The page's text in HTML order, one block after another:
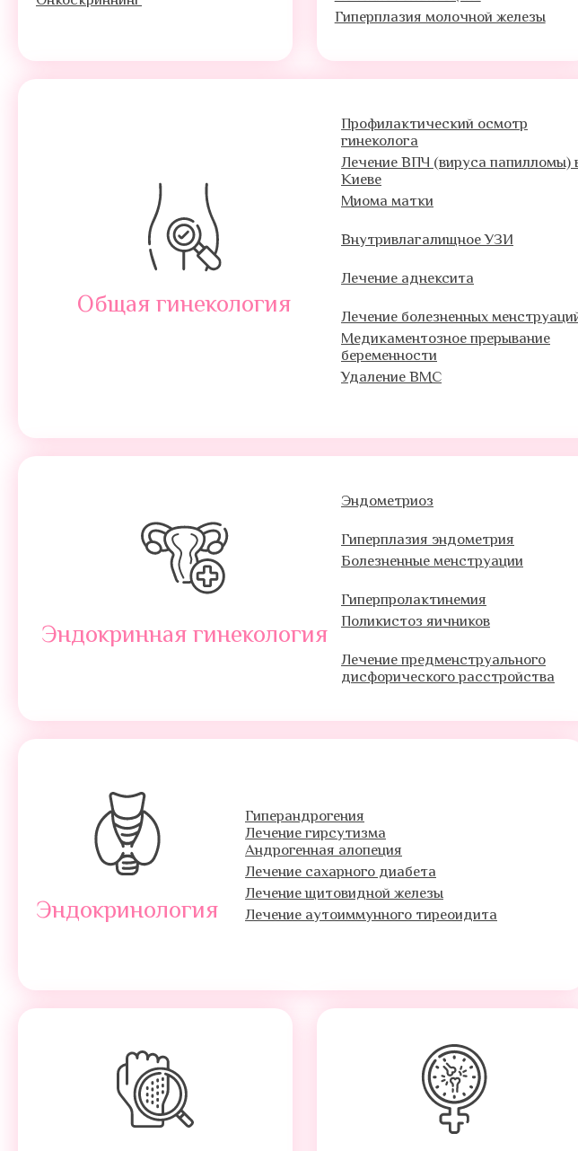
Гиперплазия молочной железы
Общая гинекология
Профилактический осмотр
гинеколога
Лечение ВПЧ (вируса папилломы)
Киеве
Миома матки
Внутривлагалищное УЗИ
Лечение аднексита
Лечение болезненных
Медикаментозное прерывание
беременности
Удаление ВМС
Эндокринная гинекология
Эндометриоз
Гиперплазия эндометрия
Болезненные менструации
Гиперпролактинемия
Поликистоз яичников
Лечение предменструального
дисфорического расстройства
Эндокринология
Гиперандрогения
Лечение гирсутизма
Андрогенная алопеция
Лечение сахарного диабета
Лечение щитовидной железы
Лечение аутоиммунного тиреоидита